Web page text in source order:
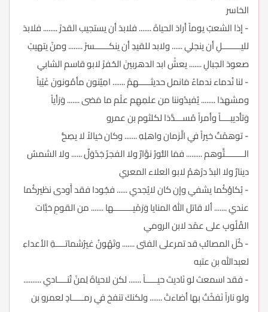
الخاسر
- إذا الشعبُ يوماً أرادَ الحياةَ ....... فلابدَ أن يستجيب القدرْ ........ فلابدَ
لليــــــــلِ أن ينجلي ...... ولابد للقيدِ أن ينكــــــسرْ ........ ومنْ يتهيبْ
صعودَ الجبالِ ....... يعشْ ابد الدهربينَ الحُفرْ لابو قاسم الشابي
- لنا نُدماء ندماءُ مَانمل حديثـــــهمْ ....... امِيُنون مأمُونونَ غَيْباً
ومشهدَا ........ يُفيدُوننا من علمِهِم علْم ما مَضى ....... وَرَأياً
وَتأديبــــاً وأمراً مُســـدَّدَا لكلثوم بن عمرو
- توهمْتُ خيراً في الَّزمان واهلِهِ ....... وكان خيالاً لا يصِحُّ
الــــــــتَّوهم ......... فمَا النُّورُ نوَّارٌ ولا الفجرُ جَدْوَلٌ ...... ولا الشمسُ
دينارٌ ولا البدُ درْهَمُ لابو العلاء المعري
- بُكاؤكُما يشفي وإن كان لايُجدي ...... فجُودا فقد أَودى نظيركُما
عندي ....... ألا قاتل اللهُ المنايا وَرَمْيــــــــها ....... من القومِ حَبَّات
القُلُوبِ على عمْد لابن الرومي
- كُلَ المصائبِ قد تمرعلى الفتى ....... وتَهُونُ غيرُشماتــــةِ الأعداءِ
لعبدالله بن عتبه
- فقد اسمعتَ لو نَاديتَ حيـــــاً ....... لكن لاحياةَ لِمنْ تُنــــادي ..........
ولو ناراً نَفخْتُ بها أضاءتْ ....... ولكنكَ تنفخ في رمـــــادٍ لعمرو بن